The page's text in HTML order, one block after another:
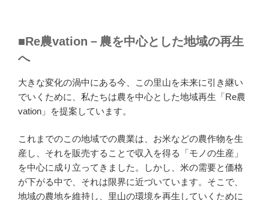
■Re農vation－農を中心とした地域の再生
へ
大きな変化の渦中にある今、この里山を未来に引き継い
でいくために、私たちは農を中心とした地域再生「Re農
vation」を提案しています。
これまでのこの地域での農業は、お米などの農作物を生
産し、それを販売することで収入を得る「モノの生産」
を中心に成り立ってきました。しかし、米の需要と価格
が下がる中で、それは限界に近づいています。そこで、
地域の農地を維持し、里山の環境を再生していくために